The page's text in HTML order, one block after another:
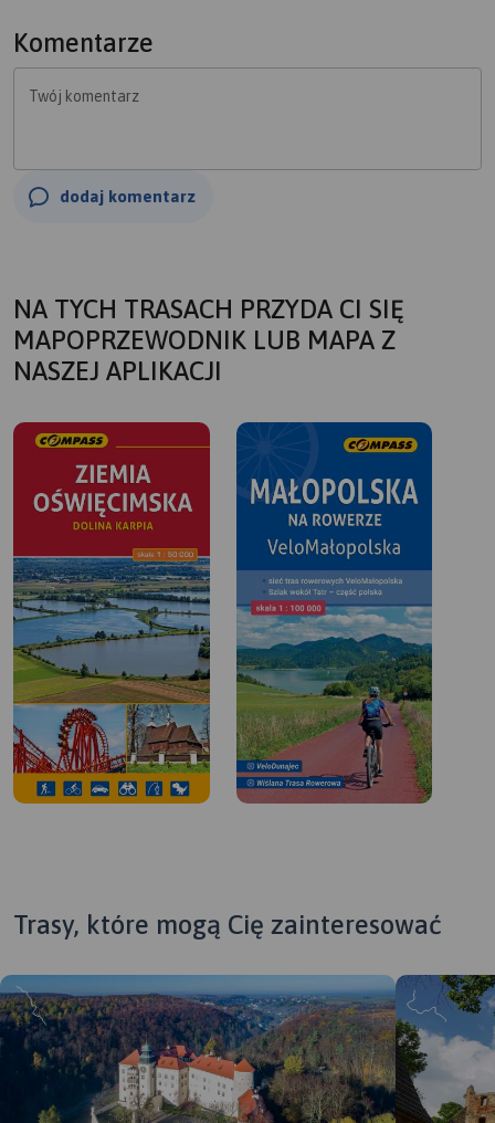
Komentarze
Twój komentarz
dodaj komentarz
NA TYCH TRASACH PRZYDA CI SIĘ
MAPOPRZEWODNIK LUB MAPA Z
NASZEJ APLIKACJI
Trasy, które mogą Cię zainteresować